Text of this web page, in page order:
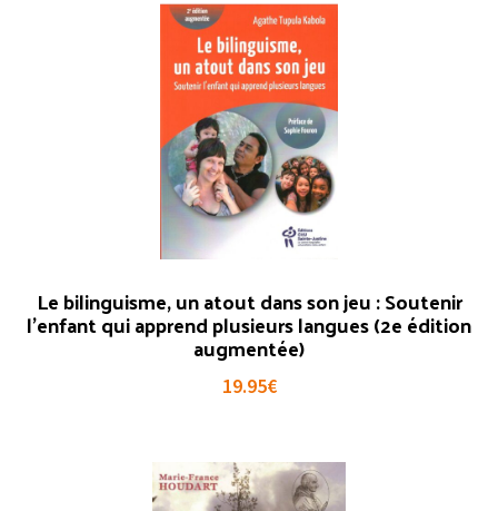
Le bilinguisme, un atout dans son jeu : Soutenir
l’enfant qui apprend plusieurs langues (2e édition
augmentée)
19.95€